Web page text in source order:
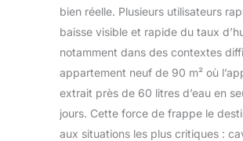
Lukas blanc avec tuyau
(100 cm) de Stadler Form
bien réelle. Plusieurs utilisateurs
baisse visible et rapide du taux
notamment dans des contextes
appartement neuf de 90 m² où
extrait près de 60 litres d’eau en
jours. Cette force de frappe le
aux situations les plus critiques :